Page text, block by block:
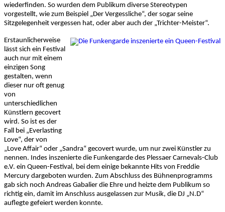
wiederfinden. So wurden dem Publikum diverse Stereotypen
vorgestellt, wie zum Beispiel „Der Vergessliche“, der sogar seine
Sitzgelegenheit vergessen hat, oder aber auch der „Trichter-Meister“.
Erstaunlicherweise
lässt sich ein Festival
auch nur mit einem
einzigen Song
gestalten, wenn
dieser nur oft genug
von
unterschiedlichen
Künstlern gecovert
wird. So ist es der
Fall bei „Everlasting
Love“, der von
„Love Affair“ oder „Sandra“ gecovert wurde, um nur zwei Künstler zu
nennen. Indes inszenierte die Funkengarde des Plessaer Carnevals-Club
e.V. ein Queen-Festival, bei dem einige bekannte Hits von Freddie
Mercury dargeboten wurden. Zum Abschluss des Bühnenprogramms
gab sich noch Andreas Gabalier die Ehre und heizte dem Publikum so
richtig ein, damit im Anschluss ausgelassen zur Musik, die DJ „N.D“
auflegte gefeiert werden konnte.